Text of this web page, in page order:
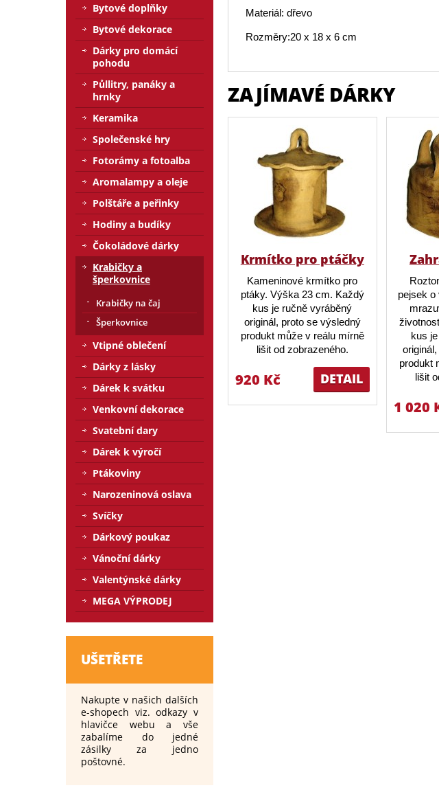
Materiál: dřevo
Rozměry:20 x 18 x 6 cm
ZAJÍMAVÉ DÁRKY
Krmítko pro ptáčky
Kameninové krmítko pro
ptáky. Výška 23 cm. Každý
kus je ručně vyráběný
originál, proto se výsledný
produkt může v reálu mírně
lišit od zobrazeného.
DETAIL
920 Kč
pejsek
kus
produkt
lišit
1 020
Bytové doplňky
Bytové dekorace
Dárky pro domácí
pohodu
Půllitry, panáky a
hrnky
Keramika
Společenské hry
Fotorámy a fotoalba
Aromalampy a oleje
Polštáře a peřinky
Hodiny a budíky
Čokoládové dárky
Krabičky a
šperkovnice
Krabičky na čaj
Šperkovnice
Vtipné oblečení
Dárky z lásky
Dárek k svátku
Venkovní dekorace
Svatební dary
Dárek k výročí
Ptákoviny
Narozeninová oslava
Svíčky
Dárkový poukaz
Vánoční dárky
Valentýnské dárky
MEGA VÝPRODEJ
UŠETŘETE
Nakupte v našich dalších
e-shopech viz. odkazy v
hlavičce webu a vše
zabalíme do jedné
zásilky za jedno
poštovné.